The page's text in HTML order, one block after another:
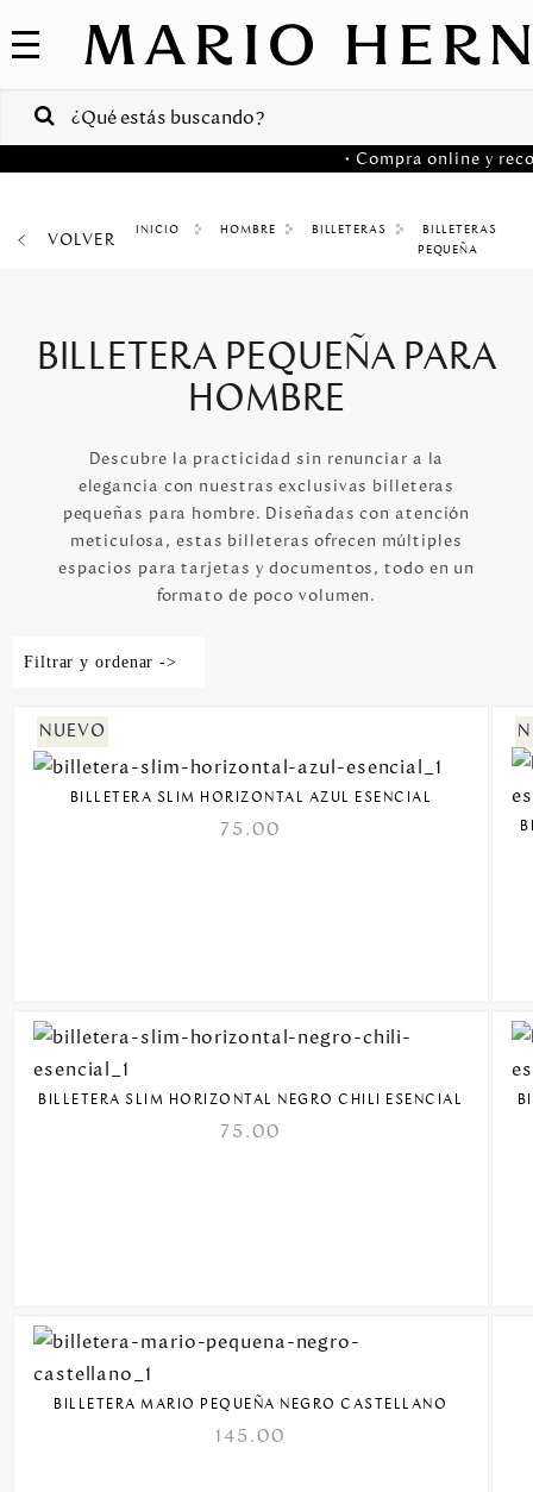
COLECCIONES
VENTAS
Costa
Venezuela
• Compra online y
VOLVER HOMBRE BILLETERAS
BILLETERAS
PEQUEÑA
BILLETERA PEQUEÑA PARA
HOMBRE
Descubre la practicidad sin renunciar a la
elegancia con nuestras exclusivas billeteras
pequeñas para hombre. Diseñadas con atención
meticulosa, estas billeteras ofrecen múltiples
espacios para tarjetas y documentos, todo en un
formato de poco volumen.
Filtrar y ordenar ->
BILLETERA SLIM HORIZONTAL AZUL ESENCIAL
75.00
BILLETERA SLIM HORIZONTAL NEGRO CHILI ESENCIAL
75.00
BILLETERA MARIO PEQUEÑA NEGRO CASTELLANO
145.00